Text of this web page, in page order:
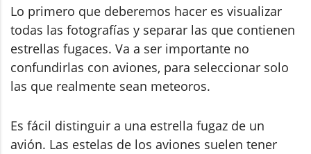
Lo primero que deberemos hacer es visualizar
todas las fotografías y separar las que contienen
estrellas fugaces. Va a ser importante no
confundirlas con aviones, para seleccionar solo
las que realmente sean meteoros.
Es fácil distinguir a una estrella fugaz de un
avión. Las estelas de los aviones suelen tener